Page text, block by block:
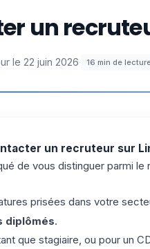
un
le 22 juin 2026· 16 min de
un recruteur sur
de vous distinguer parmi
prisées dans votre
diplômés.
que stagiaire, ou pour un